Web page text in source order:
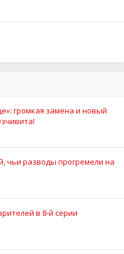
громкая замена и новый
чьи разводы прогремели на
в 8-й серии